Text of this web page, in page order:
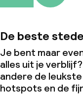
De beste
Je bent maar
alles uit je
andere de
hotspots en de